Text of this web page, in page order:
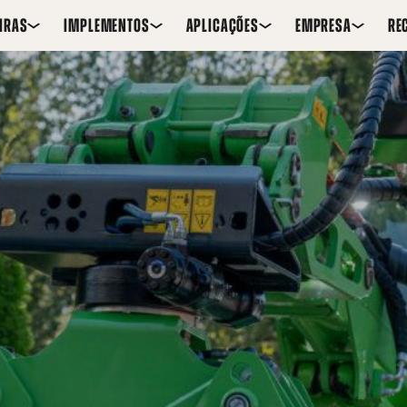
IMPLEMENTOS APLICAÇÕES EMPRESA